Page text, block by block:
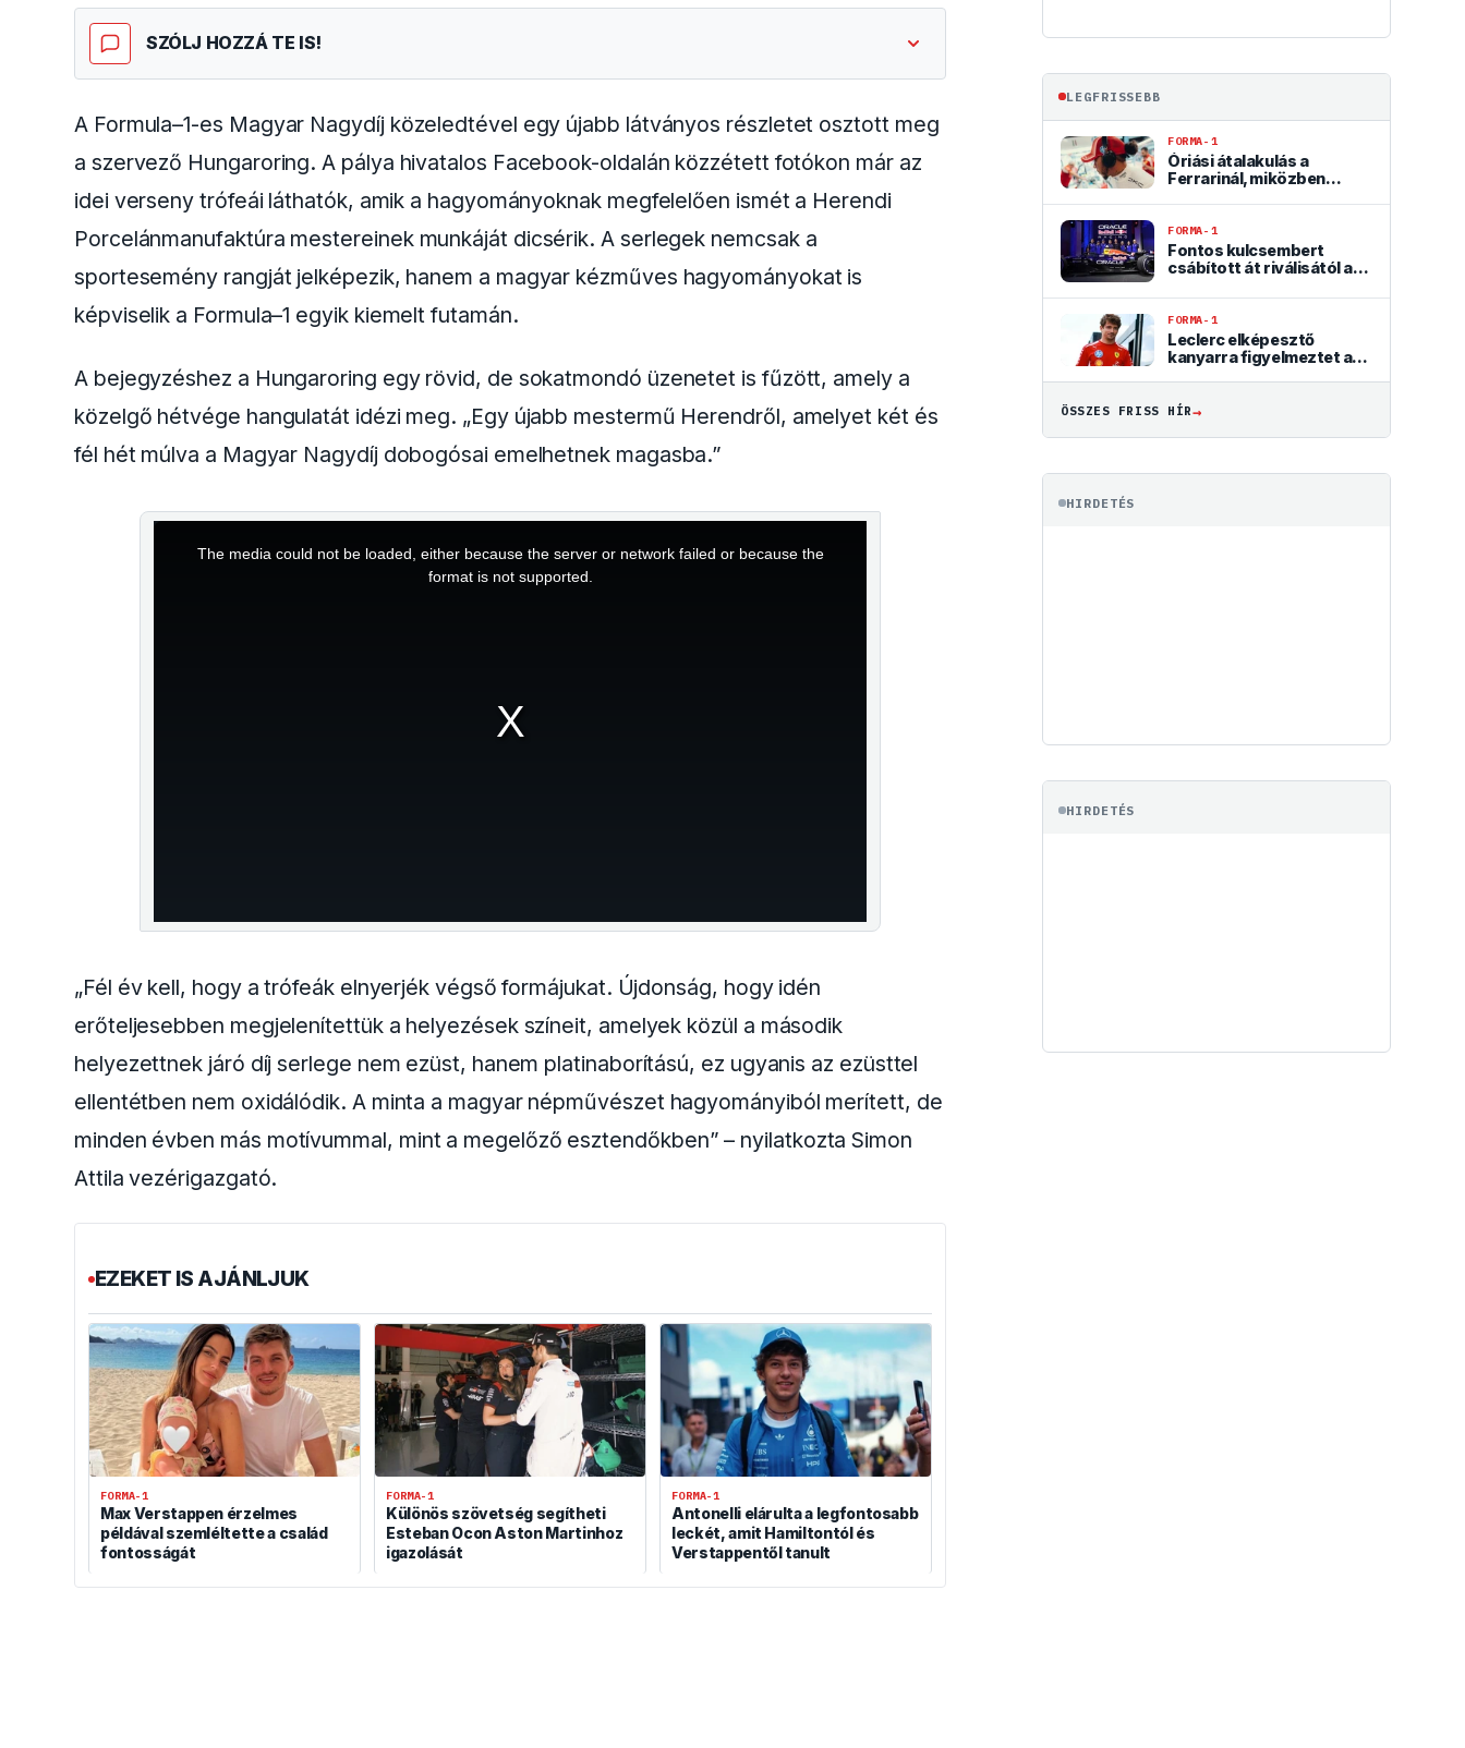
SZÓLJ HOZZÁ TE IS!
A Formula–1-es Magyar Nagydíj közeledtével egy újabb látványos részletet osztott meg
a szervező Hungaroring. A pálya hivatalos Facebook-oldalán közzétett fotókon már az
idei verseny trófeái láthatók, amik a hagyományoknak megfelelően ismét a Herendi
Porcelánmanufaktúra mestereinek munkáját dicsérik. A serlegek nemcsak a
sportesemény rangját jelképezik, hanem a magyar kézműves hagyományokat is
képviselik a Formula–1 egyik kiemelt futamán.
A bejegyzéshez a Hungaroring egy rövid, de sokatmondó üzenetet is fűzött, amely a
közelgő hétvége hangulatát idézi meg. „Egy újabb mestermű Herendről, amelyet két és
fél hét múlva a Magyar Nagydíj dobogósai emelhetnek magasba.”
The media could not be loaded, either because the server or network failed or because the
format is not supported.
„Fél év kell, hogy a trófeák elnyerjék végső formájukat. Újdonság, hogy idén
erőteljesebben megjelenítettük a helyezések színeit, amelyek közül a második
helyezettnek járó díj serlege nem ezüst, hanem platinaborítású, ez ugyanis az ezüsttel
ellentétben nem oxidálódik. A minta a magyar népművészet hagyományiból merített, de
minden évben más motívummal, mint a megelőző esztendőkben” – nyilatkozta Simon
Attila vezérigazgató.
EZEKET IS AJÁNLJUK
FORMA-1
Max Verstappen érzelmes
példával szemléltette a család
fontosságát
FORMA-1
Különös szövetség segítheti
Esteban Ocon Aston Martinhoz
igazolását
FORMA-1
Antonelli elárulta a legfontosabb
leckét, amit Hamiltontól és
Verstappentől tanult
LEGFRISSEBB
FORMA-1
Óriási átalakulás a
Ferrarinál, miközben
FORMA-1
Fontos kulcsembert
csábított át riválisától a
FORMA-1
Leclerc elképesztő
kanyarra figyelmeztet a
ÖSSZES FRISS HÍR→
HIRDETÉS
HIRDETÉS